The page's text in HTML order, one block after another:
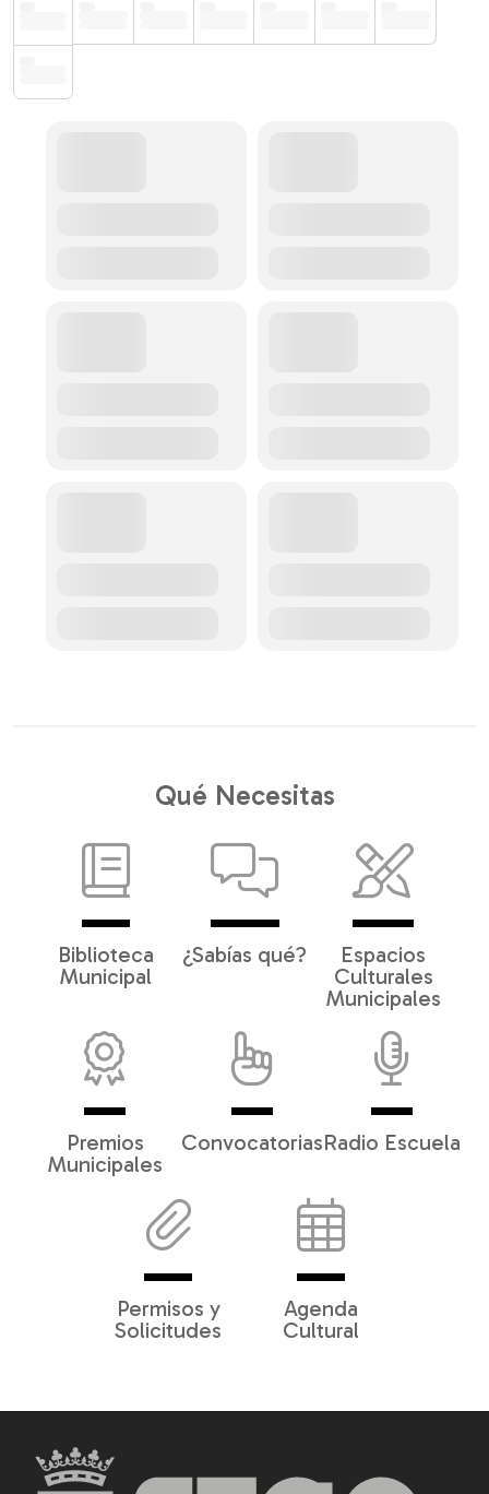
Qué Necesitas
Biblioteca
Municipal
¿Sabías qué?
Espacios
Culturales
Municipales
Premios
Municipales
ConvocatoriasRadio Escuela
Permisos y
Solicitudes
Agenda
Cultural